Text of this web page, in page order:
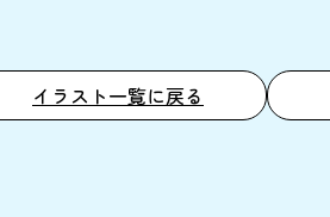
イラスト一覧に戻る